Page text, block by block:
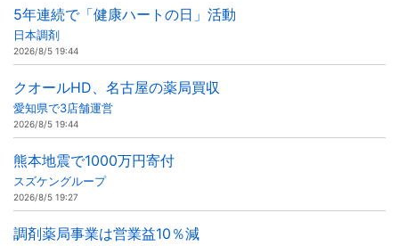
5年連続で「健康ハートの日」活動
日本調剤
2026/8/5 19:44
クオールHD、名古屋の薬局買収
愛知県で3店舗運営
2026/8/5 19:44
熊本地震で1000万円寄付
スズケングループ
2026/8/5 19:27
調剤薬局事業は営業益10％減